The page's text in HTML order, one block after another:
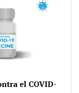
el COVID-